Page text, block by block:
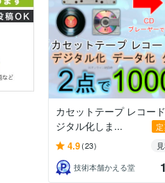
カセットテープ レコー
ジタル化しま...
4.9(23)
技術本舗かえる堂